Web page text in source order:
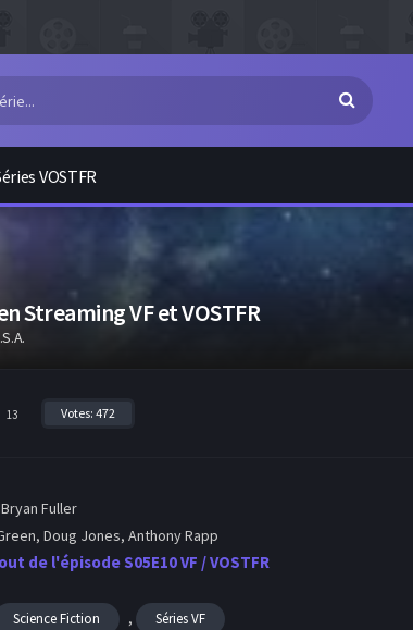
VOSTFR
Streaming VF et VOSTFR
13 Votes: 472
Fuller
Doug Jones, Anthony Rapp
de l'épisode S05E10 VF / VOSTFR
Science Fiction , Séries VF